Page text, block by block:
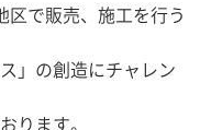
で販売、施工を行う
」の創造にチャレン
ります。